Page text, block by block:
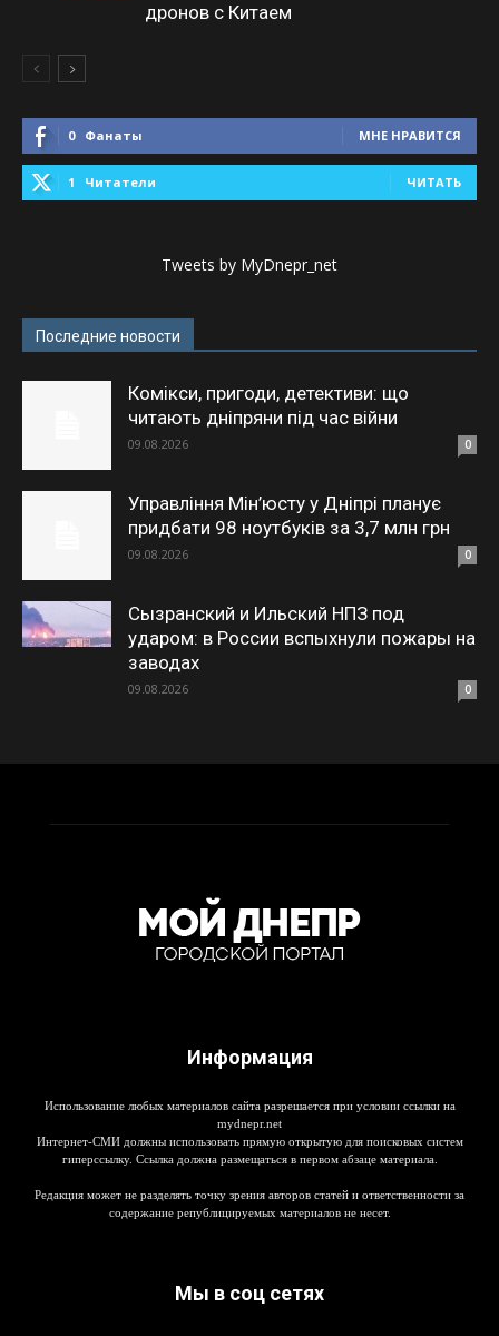
дронов с Китаем
0 Фанаты МНЕ НРАВИТСЯ
1 Читатели ЧИТАТЬ
Tweets by MyDnepr_net
Последние новости
Комікси, пригоди, детективи: що
читають дніпряни під час війни
09.08.2026 0
Управління Мін’юсту у Дніпрі планує
придбати 98 ноутбуків за 3,7 млн грн
09.08.2026 0
Сызранский и Ильский НПЗ под
ударом: в России вспыхнули пожары на
заводах
09.08.2026 0
Информация
Использование любых материалов сайта разрешается при условии ссылки на
mydnepr.net
Интернет-СМИ должны использовать прямую открытую для поисковых систем
гиперссылку. Ссылка должна размещаться в первом абзаце материала.
Редакция может не разделять точку зрения авторов статей и ответственности за
содержание републицируемых материалов не несет.
Мы в соц сетях